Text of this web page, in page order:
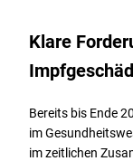
Klare
Bereits bis Ende
im
im zeitlichen